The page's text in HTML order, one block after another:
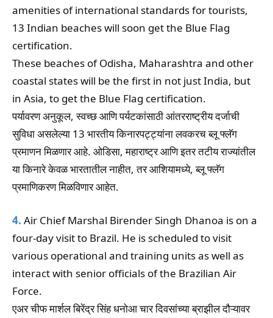
amenities of international standards for tourists,
13 Indian beaches will soon get the Blue Flag
certification.
These beaches of Odisha, Maharashtra and other
coastal states will be the first in not just India, but
in Asia, to get the Blue Flag certification.
पर्यावरण अनुकूल, स्वच्छ आणि पर्यटकांसाठी आंतरराष्ट्रीय दर्जाची
सुविधा असलेल्या 13 भारतीय किनारपट्ट्यांना लवकरच ब्लू फ्लॅग
प्रमाणन मिळणार आहे. ओडिसा, महाराष्ट्र आणि इतर तटीय राज्यांतील
या किनारे केवळ भारतातील नाहीत, तर आशियामध्ये, ब्लू फ्लॅग
प्रमाणिकरण मिळविणार आहेत.
4. Air Chief Marshal Birender Singh Dhanoa is on a
four-day visit to Brazil. He is scheduled to visit
various operational and training units as well as
interact with senior officials of the Brazilian Air
Force.
एअर चीफ मार्शल बिरेंद्र सिंह धनोआ चार दिवसांच्या ब्राझील दौऱ्यावर